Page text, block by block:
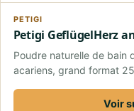
PETIGI
Petigi GeflügelHerz
Poudre naturelle de bain
acariens, grand format
Voir